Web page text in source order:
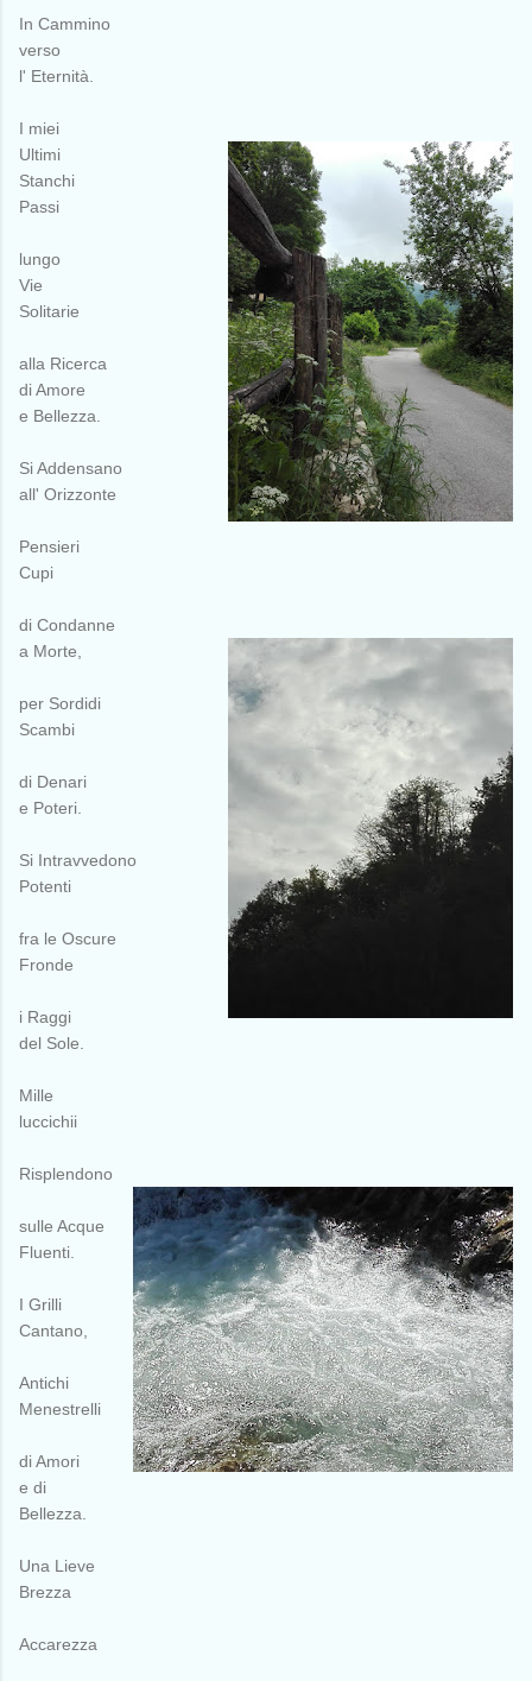
In Cammino
verso
l' Eternità.
I miei
Ultimi
Stanchi
Passi
lungo
Vie
Solitarie
alla Ricerca
di Amore
e Bellezza.
Si Addensano
all' Orizzonte
Pensieri
Cupi
di Condanne
a Morte,
per Sordidi
Scambi
di Denari
e Poteri.
Si Intravvedono
Potenti
fra le Oscure
Fronde
i Raggi
del Sole.
Mille
luccichii
Risplendono
sulle Acque
Fluenti.
I Grilli
Cantano,
Antichi
Menestrelli
di Amori
e di
Bellezza.
Una Lieve
Brezza
Accarezza